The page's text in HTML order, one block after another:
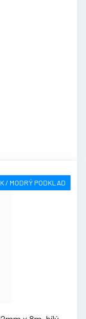
/ MODRÝ PODKLAD